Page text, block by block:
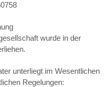
wurde in der
unterliegt im Wesentlichen
Regelungen: